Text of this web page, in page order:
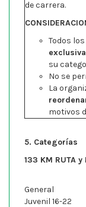
de carrera.
Todos
su
No se
La
motivos
5. Categorías
133 KM RUTA y
General
Juvenil 16-22